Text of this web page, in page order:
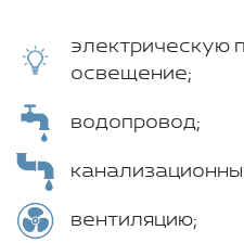
электрическую
освещение;
водопровод;
вентиляцию;